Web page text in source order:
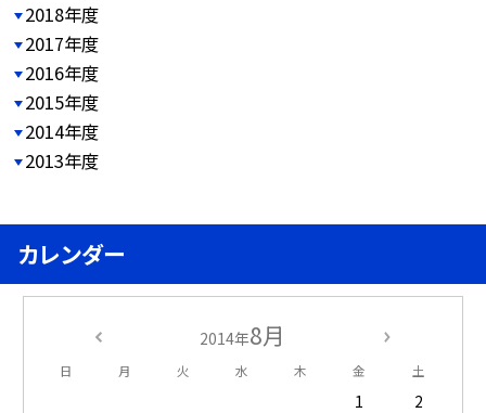
2018年度
2017年度
2016年度
2015年度
2014年度
2013年度
カレンダー
2014年8月
日 月 火 水 木 金 土
1
2